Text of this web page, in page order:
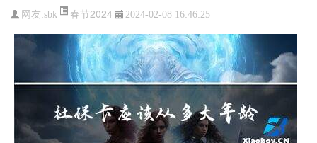
网友:sbk 春节2024 2024-02-08 16:46:25